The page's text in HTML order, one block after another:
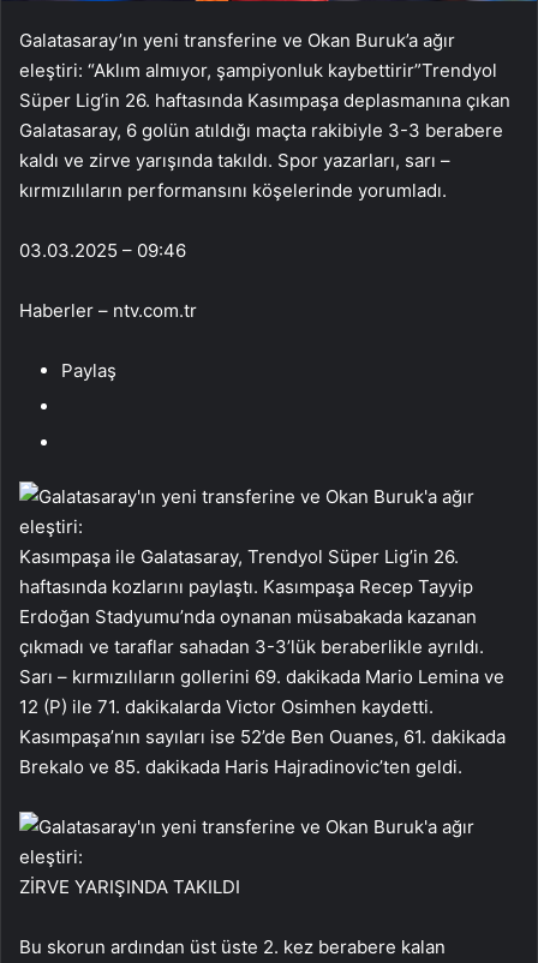
Galatasaray’ın yeni transferine ve Okan Buruk’a ağır
eleştiri: “Aklım almıyor, şampiyonluk kaybettirir”Trendyol
Süper Lig’in 26. haftasında Kasımpaşa deplasmanına çıkan
Galatasaray, 6 golün atıldığı maçta rakibiyle 3-3 berabere
kaldı ve zirve yarışında takıldı. Spor yazarları, sarı –
kırmızılıların performansını köşelerinde yorumladı.
03.03.2025 – 09:46
Haberler – ntv.com.tr
Paylaş
Kasımpaşa ile Galatasaray, Trendyol Süper Lig’in 26.
haftasında kozlarını paylaştı. Kasımpaşa Recep Tayyip
Erdoğan Stadyumu’nda oynanan müsabakada kazanan
çıkmadı ve taraflar sahadan 3-3’lük beraberlikle ayrıldı.
Sarı – kırmızılıların gollerini 69. dakikada Mario Lemina ve
12 (P) ile 71. dakikalarda Victor Osimhen kaydetti.
Kasımpaşa’nın sayıları ise 52’de Ben Ouanes, 61. dakikada
Brekalo ve 85. dakikada Haris Hajradinovic’ten geldi.
ZİRVE YARIŞINDA TAKILDI
Bu skorun ardından üst üste 2. kez berabere kalan